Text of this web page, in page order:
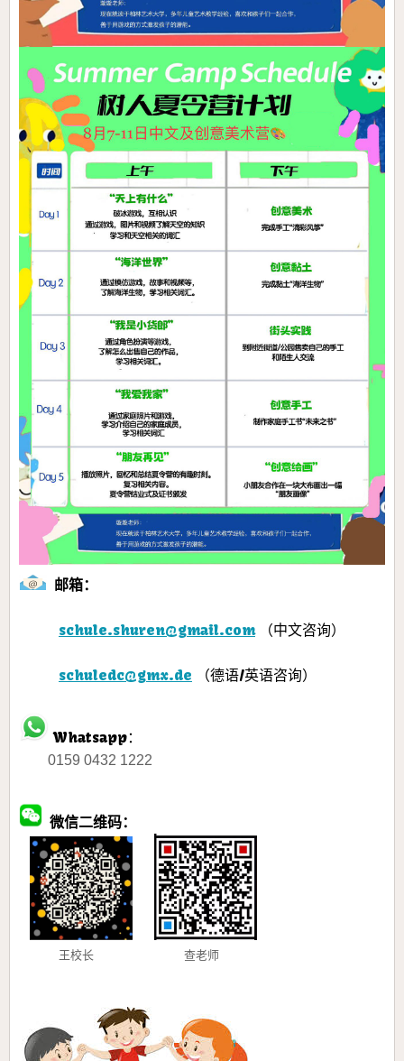
邮箱：
schule.shuren@gmail.com（中文咨询）
schuledc@gmx.de （德语/英语咨询）
Whatsapp：
0159 0432 1222
微信二维码：
王校长 查老师